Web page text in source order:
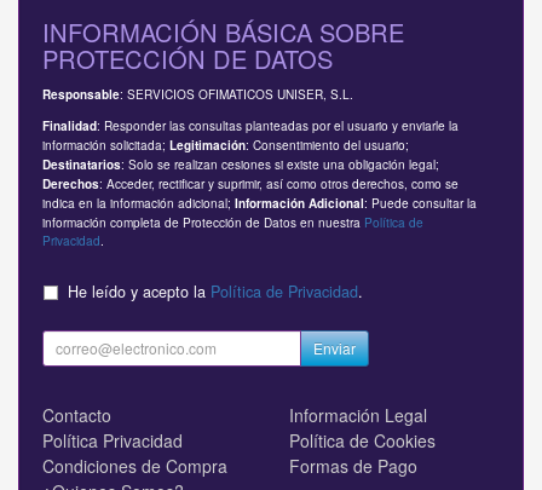
INFORMACIÓN BÁSICA SOBRE
PROTECCIÓN DE DATOS
Responsable: SERVICIOS OFIMATICOS UNISER, S.L.
Finalidad: Responder las consultas planteadas por el usuario y enviarle la
información solicitada; Legitimación: Consentimiento del usuario;
Destinatarios: Solo se realizan cesiones si existe una obligación legal;
Derechos: Acceder, rectificar y suprimir, así como otros derechos, como se
indica en la información adicional; Información Adicional: Puede consultar la
información completa de Protección de Datos en nuestra Política de
Privacidad
He leído y acepto la Política de Privacidad.
Enviar
Contacto
Información Legal
Política Privacidad
Política de Cookies
Condiciones de Compra
Formas de Pago